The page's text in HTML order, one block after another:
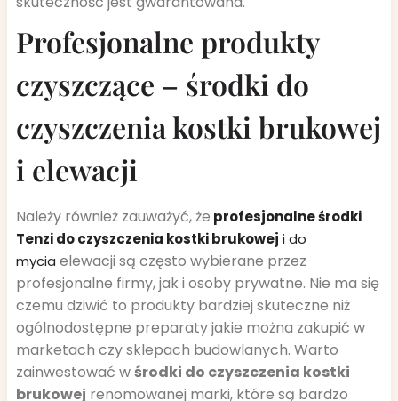
Profesjonalne produkty
czyszczące – środki do
czyszczenia kostki brukowej
i elewacji
Należy również zauważyć, że profesjonalne środki
Tenzi do czyszczenia kostki brukowej i do
mycia elewacji są często wybierane przez
profesjonalne firmy, jak i osoby prywatne. Nie ma się
czemu dziwić to produkty bardziej skuteczne niż
ogólnodostępne preparaty jakie można zakupić w
marketach czy sklepach budowlanych. Warto
zainwestować wśrodki do czyszczenia kostki
brukowej renomowanej marki, które są bardzo